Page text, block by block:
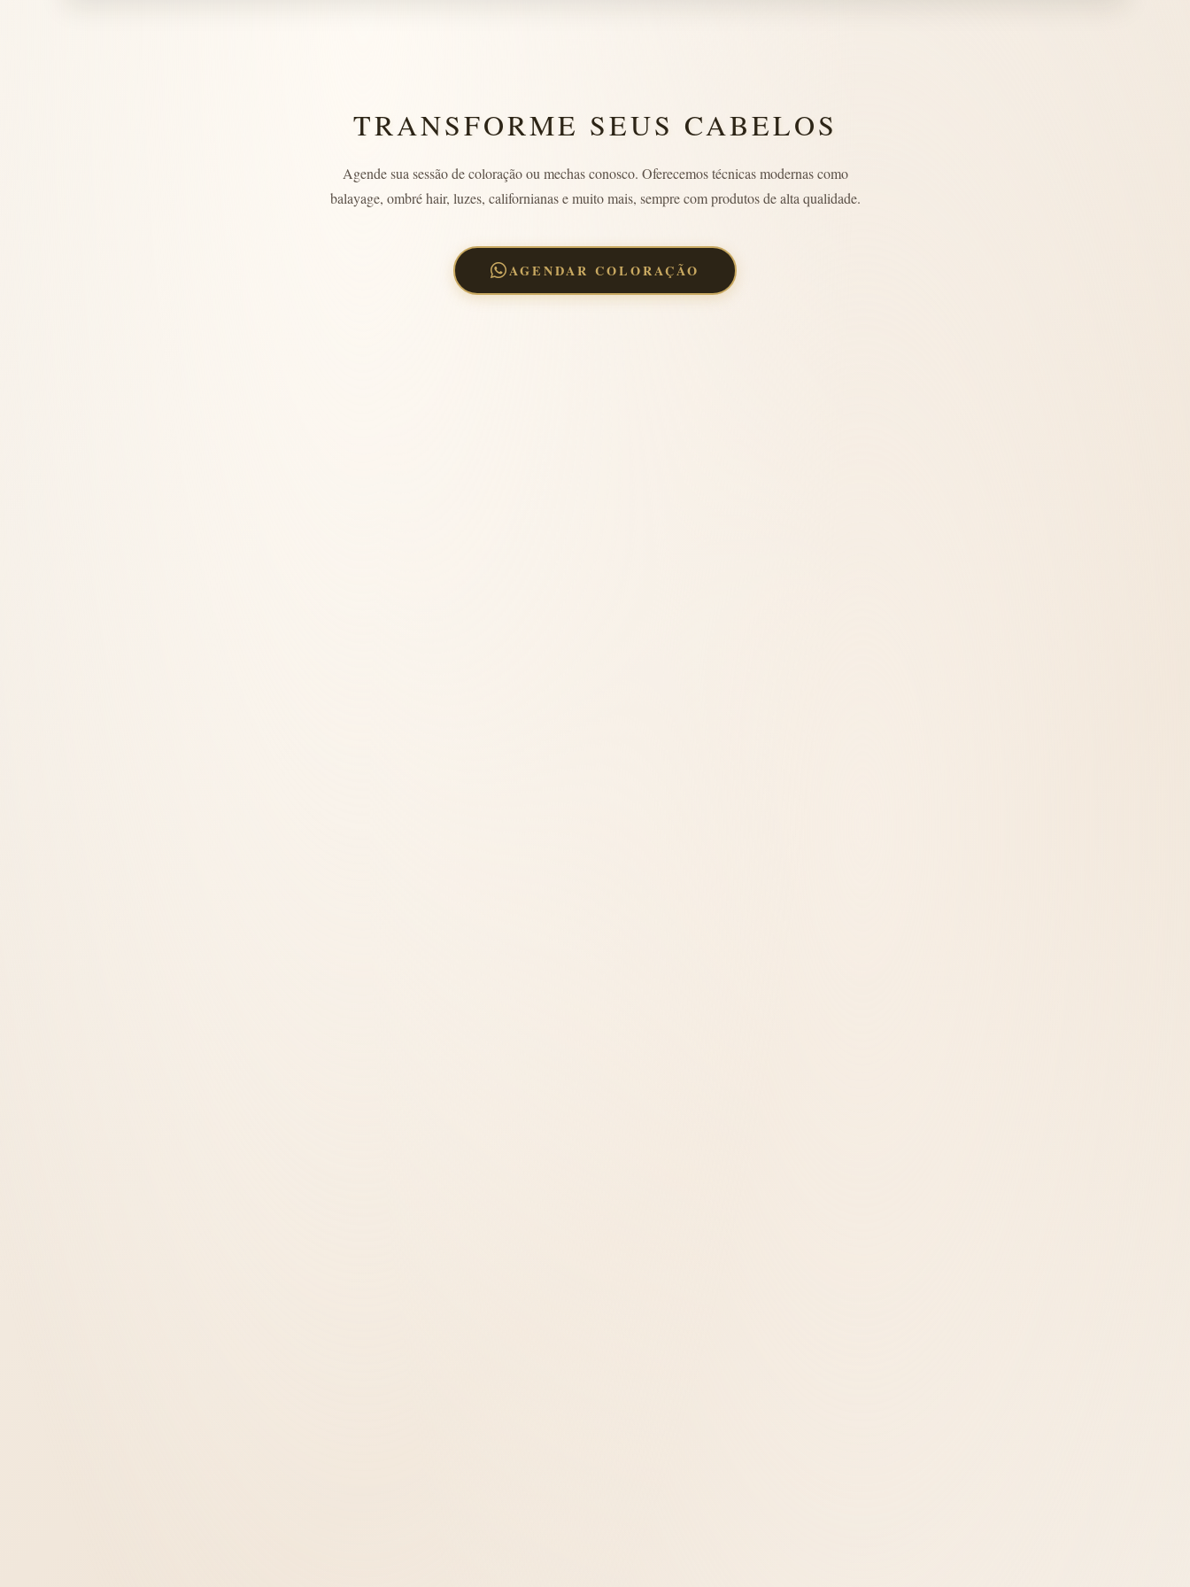
TRANSFORME SEUS CABELOS
Agende sua sessão de coloração ou mechas conosco. Oferecemos técnicas modernas como
balayage, ombré hair, luzes, californianas e muito mais, sempre com produtos de alta qualidade.
AGENDAR COLORAÇÃO